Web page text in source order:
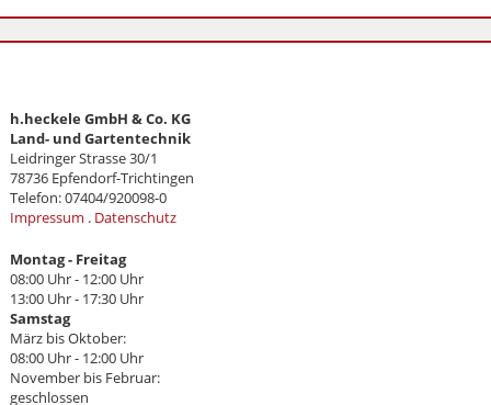
h.heckele GmbH & Co. KG
Land- und Gartentechnik
Leidringer Strasse 30/1
78736 Epfendorf-Trichtingen
Telefon: 07404/920098-0
Impressum . Datenschutz
Montag - Freitag
08:00 Uhr - 12:00 Uhr
13:00 Uhr - 17:30 Uhr
Samstag
März bis Oktober:
08:00 Uhr - 12:00 Uhr
November bis Februar:
geschlossen